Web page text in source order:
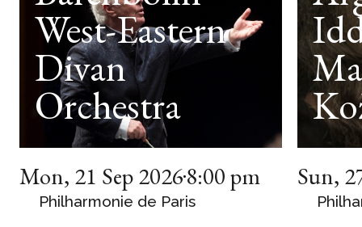
West-Eastern
Divan
Orchestra
Mon, 21 Sep 20268:00 pm
Philharmonie de Paris
Sun,